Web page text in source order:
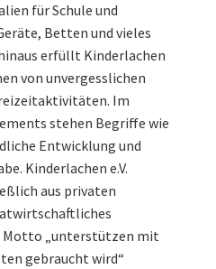
für Schule und
Betten und vieles
erfüllt Kinderlachen
von unvergesslichen
Im
stehen Begriffe wie
Entwicklung und
Kinderlachen e.V.
aus privaten
Motto „unterstützen mit
gebraucht wird“